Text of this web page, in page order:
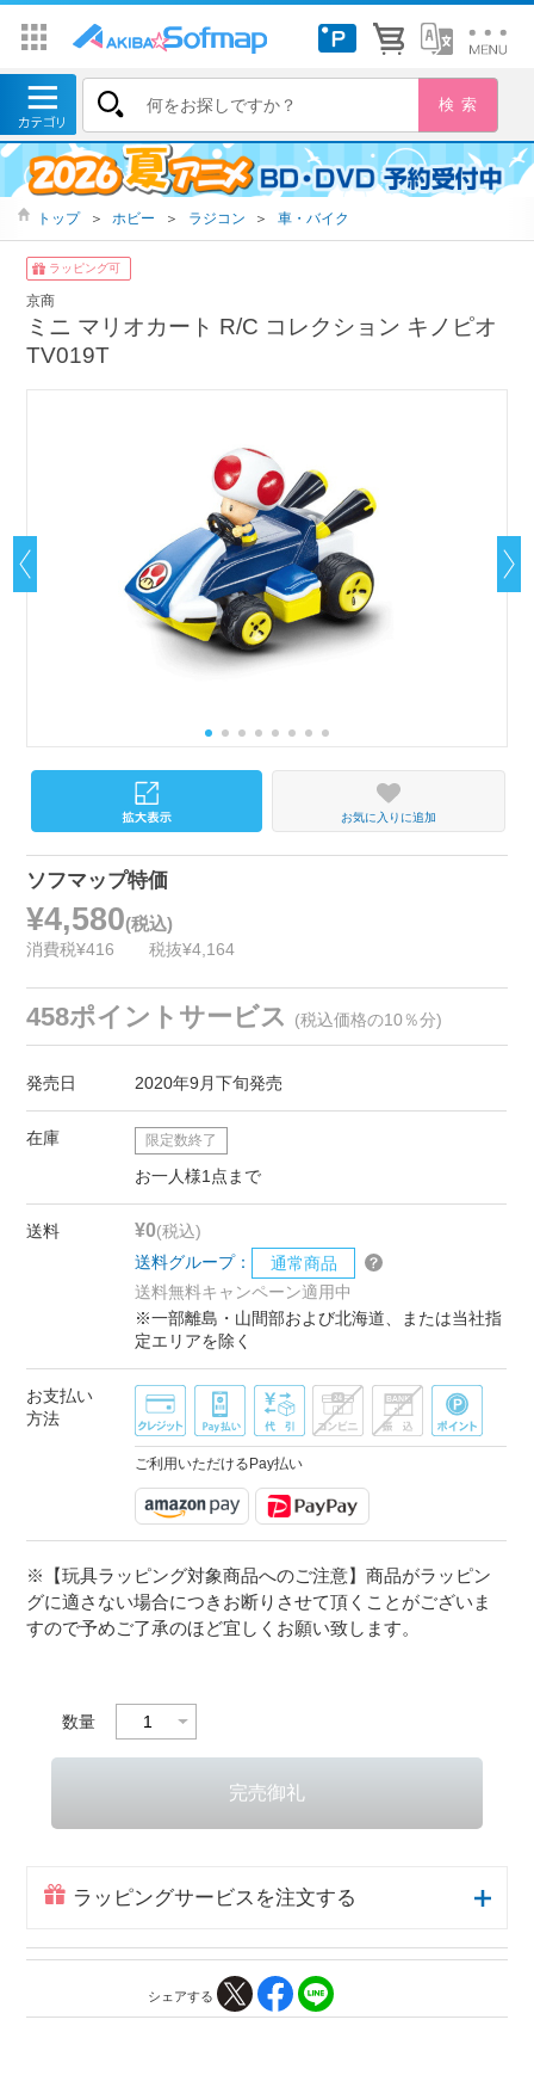
トップ ＞ ホビー ＞ ラジコン ＞ 車・バイク
ラッピング可
京商
ミニ マリオカート R/C コレクション キノピオ
TV019T
お気に入りに追加
ソフマップ特価
¥4,580(税込)
消費税¥416 税抜¥4,164
458ポイントサービス (税込価格の10％分)
発売日 2020年9月下旬発売
在庫 限定数終了
お一人様1点まで
送料 ¥0(税込)
送料グループ：
通常商品
送料無料キャンペーン適用中
※一部離島・山間部および北海道、または当社指
定エリアを除く
お支払い
方法
ご利用いただけるPay払い
※【玩具ラッピング対象商品へのご注意】商品がラッピン
グに適さない場合につきお断りさせて頂くことがございま
すので予めご了承のほど宜しくお願い致します。
数量
ラッピングサービスを注文する
シェアする